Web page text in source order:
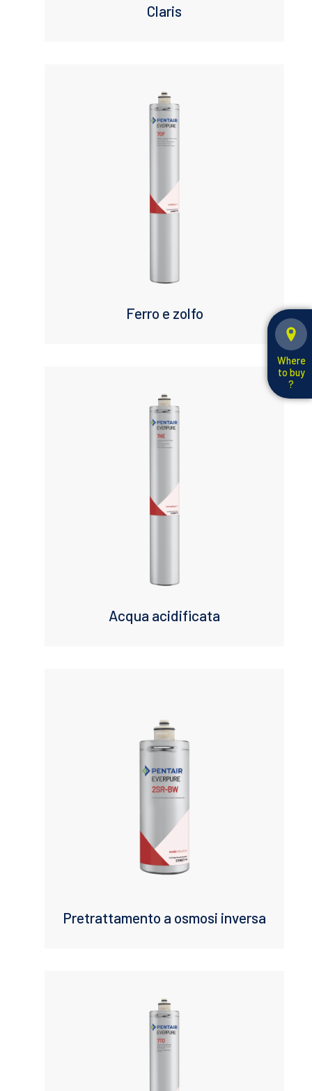
Claris
Ferro e zolfo
Acqua acidificata
Pretrattamento a osmosi inversa
Where
to buy
?